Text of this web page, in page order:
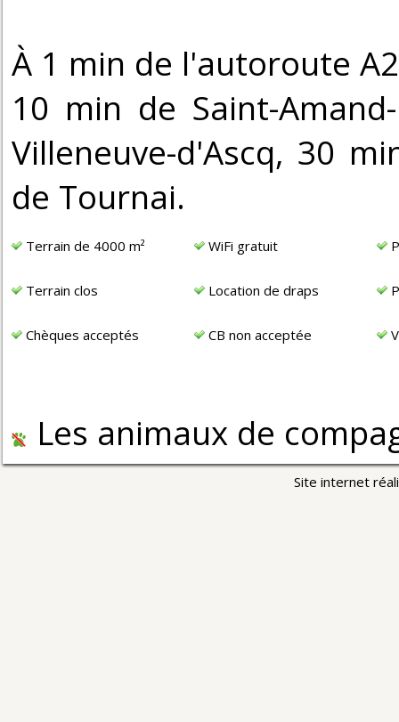
À 1 min de l'autoroute
10 min de Saint-
Villeneuve-d'Ascq, 30
de Tournai.
Terrain de 4000 m² WiFi gratuit
Terrain clos Location de draps
Chèques acceptés CB non acceptée
Les animaux de
Site internet